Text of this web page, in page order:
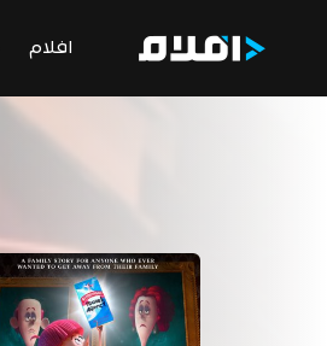
افلام